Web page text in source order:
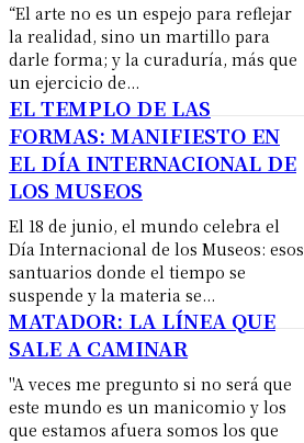
​“El arte no es un espejo para reflejar
la realidad, sino un martillo para
darle forma; y la curaduría, más que
un ejercicio de...
EL TEMPLO DE LAS
FORMAS: MANIFIESTO EN
EL DÍA INTERNACIONAL DE
LOS MUSEOS
El 18 de junio, el mundo celebra el
Día Internacional de los Museos: esos
santuarios donde el tiempo se
suspende y la materia se...
MATADOR: LA LÍNEA QUE
SALE A CAMINAR
"A veces me pregunto si no será que
este mundo es un manicomio y los
que estamos afuera somos los que